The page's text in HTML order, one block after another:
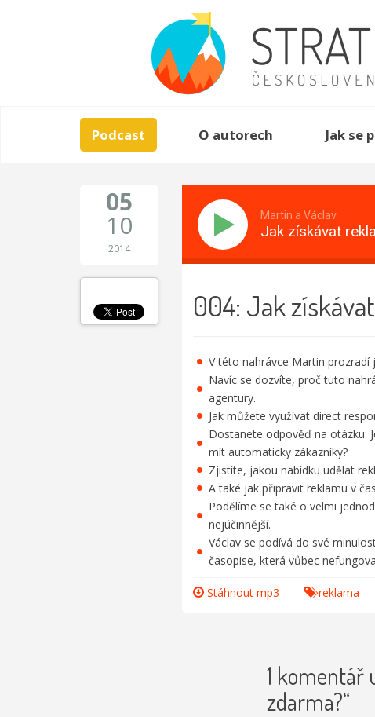
Podcast O autorech Jak se
05
10
2014
Martin a Václav
Jak získávat
004: Jak
V této nahrávce Martin prozradí
Navíc se dozvíte, proč tuto
agentury.
Jak můžete využívat direct
Dostanete odpověď na otázku:
mít automaticky zákazníky?
Zjistíte, jakou nabídku udělat
A také jak připravit reklamu v
Podělíme se také o velmi
nejúčinnější.
Václav se podívá do své
časopise, která vůbec
Stáhnout mp3 reklama
1 komentář
zdarma?“